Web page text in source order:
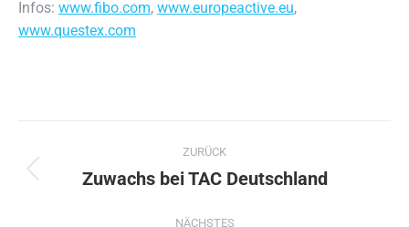
Infos: www.fibo.com, www.europeactive.eu,
www.questex.com
Kommentarnavigation
ZURÜCK
Vorheriger
Zuwachs bei TAC Deutschland
NÄCHSTES